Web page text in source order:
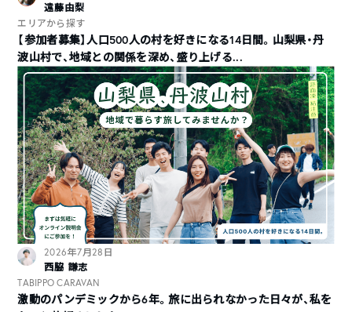
遠藤由梨
エリアから探す
【参加者募集】人口500人の村を好きになる14日間。山梨県・丹
波山村で、地域との関係を深め、盛り上げる...
2026年7月28日
西脇 謙志
TABIPPO CARAVAN
激動のパンデミックから6年。旅に出られなかった日々が、私を